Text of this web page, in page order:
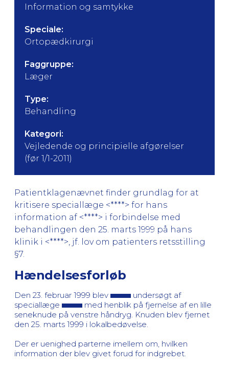
Information og samtykke
Speciale:
Ortopædkirurgi
Faggruppe:
Læger
Type:
Behandling
Kategori:
Vejledende og principielle afgørelser
(før 1/1-2011)
Patientklagenævnet finder grundlag for at
kritisere speciallæge <****> for hans
information af <****> i forbindelse med
behandlingen den 25. marts 1999 på hans
klinik i <****>, jf. lov om patienters retsstilling
§7.
Hændelsesforløb
Den 23. februar 1999 blev
undersøgt af
speciallæge
med henblik på fjernelse af en lille
seneknude på venstre håndryg. Knuden blev fjernet
den 25. marts 1999 i lokalbedøvelse.
Der er uenighed parterne imellem om, hvilken
information der blev givet forud for indgrebet.